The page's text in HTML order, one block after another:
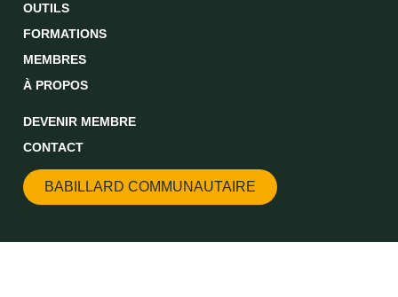
OUTILS
FORMATIONS
MEMBRES
À PROPOS
DEVENIR MEMBRE
CONTACT
BABILLARD COMMUNAUTAIRE